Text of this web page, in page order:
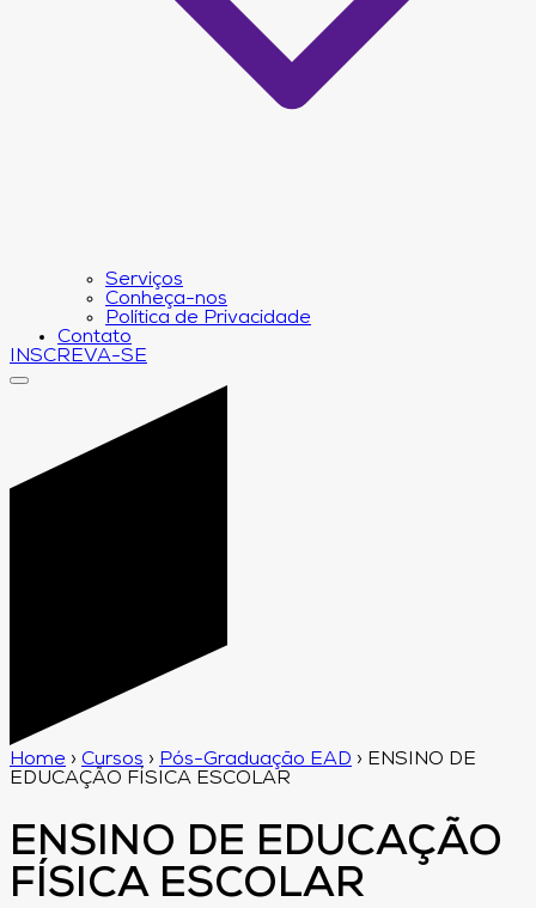
Serviços
Conheça-nos
Política de Privacidade
Contato
INSCREVA-SE
Home › Cursos › Pós-Graduação EAD › ENSINO DE
EDUCAÇÃO FÍSICA ESCOLAR
ENSINO DE EDUCAÇÃO
FÍSICA ESCOLAR